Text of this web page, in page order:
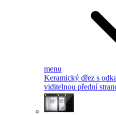
menu
Keramický dřez s
viditelnou přední